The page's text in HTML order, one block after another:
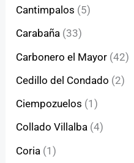
Cantimpalos (5)
Carabaña (33)
Carbonero el Mayor (42)
Cedillo del Condado (2)
Ciempozuelos (1)
Collado Villalba (4)
Coria (1)